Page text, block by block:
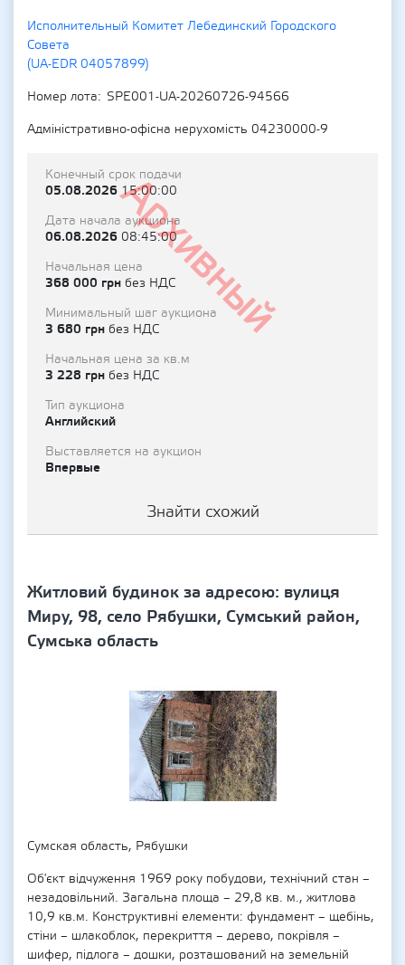
Исполнительный Комитет Лебединский Городского
Совета
(UA-EDR 04057899)
Номер лота
SPE001-UA-20260726-94566
Адміністративно-офісна нерухомість 04230000-9
Архивный
Конечный срок подачи
05.08.202615:00:00
Дата начала аукциона
06.08.2026 08:45:00
Начальная цена
368 000 грн без НДС
Минимальный шаг аукциона
3 680 грн без НДС
Начальная цена за кв.м
3 228 грн без НДС
Тип аукциона
Английский
Выставляется на аукцион
Впервые
Знайти схожий
Житловий будинок за адресою: вулиця
Миру, 98, село Рябушки, Сумський район,
Сумська область
Сумская область, Рябушки
Об'єкт відчуження 1969 року побудови, технічний стан –
незадовільний. Загальна площа – 29,8 кв. м., житлова
10,9 кв.м. Конструктивні елементи: фундамент – щебінь,
стіни – шлакоблок, перекриття – дерево, покрівля –
шифер, підлога – дошки, розташований на земельній